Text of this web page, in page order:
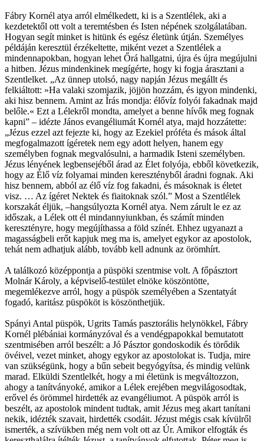
Fábry Kornél atya arról elmélkedett, ki is a Szentlélek, aki a
kezdetektől ott volt a teremtésben és Isten népének szolgálatában.
Hogyan segít minket is hitünk és egész életünk útján. Személyes
példáján keresztül érzékeltette, miként vezet a Szentlélek a
mindennapokban, hogyan lehet Őrá hallgatni, újra és újra megújulni
a hitben. Jézus mindenkinek megígérte, hogy ki fogja árasztani a
Szentlelket. „Az ünnep utolsó, nagy napján Jézus megállt és
felkiáltott: »Ha valaki szomjazik, jöjjön hozzám, és igyon mindenki,
aki hisz bennem. Amint az Írás mondja: élővíz folyói fakadnak majd
belőle.« Ezt a Lélekről mondta, amelyet a benne hívők meg fognak
kapni” – idézte János evangéliumát Kornél atya, majd hozzátette:
„Jézus ezzel azt fejezte ki, hogy az Ezekiel próféta és mások által
megfogalmazott ígéretek nem egy adott helyen, hanem egy
személyben fognak megvalósulni, a harmadik Isteni személyben.
Jézus lényének legbensejéből árad az Élet folyója, ebből következik,
hogy az Élő víz folyamai minden keresztényből áradni fognak. Aki
hisz bennem, abból az élő víz fog fakadni, és másoknak is életet
visz. … Az ígéret Nektek és fiaitoknak szól.” Most a Szentlélek
korszakát éljük, –hangsúlyozta Kornél atya. Nem zárult le ez az
időszak, a Lélek ott él mindannyiunkban, és számít minden
keresztényre, hogy megújíthassa a föld színét. Ehhez ugyanazt a
magasságbeli erőt kapjuk meg ma is, amelyet egykor az apostolok,
tehát nem adhatjuk alább, tovább kell adnunk az örömhírt.
A találkozó középpontja a püspöki szentmise volt. A főpásztort
Molnár Károly, a képviselő-testület elnöke köszöntötte,
megemlékezve arról, hogy a püspök személyében a Szentatyát
fogadó, karitász püspököt is köszönthetjük.
Spányi Antal püspök, Ugrits Tamás pasztorális helynökkel, Fábry
Kornél plébániai kormányzóval és a vendégpapokkal bemutatott
szentmisében arról beszélt: a Jó Pásztor gondoskodik és törődik
övéivel, vezet minket, ahogy egykor az apostolokat is. Tudja, mire
van szükségünk, hogy a bűn sebeit begyógyítsa, és mindig velünk
marad. Elküldi Szentlelkét, hogy a mi életünk is megváltozzon,
ahogy a tanítványoké, amikor a Lélek erejében megvilágosodtak,
erővel és örömmel hirdették az evangéliumot. A püspök arról is
beszélt, az apostolok mindent tudtak, amit Jézus meg akart tanítani
nekik, idézték szavait, hirdették csodáit. Jézust mégis csak kívülről
ismerték, a szívükben még nem volt ott az Úr. Amikor elfogták és